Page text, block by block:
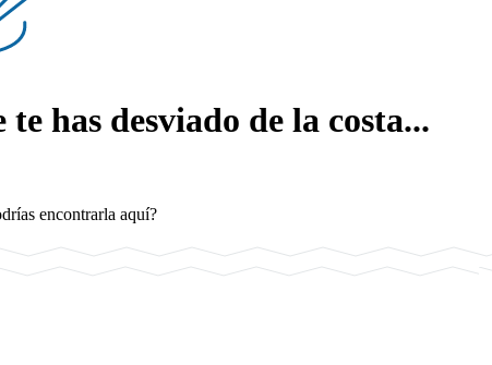
te has desviado de la costa...
encontrarla aquí?